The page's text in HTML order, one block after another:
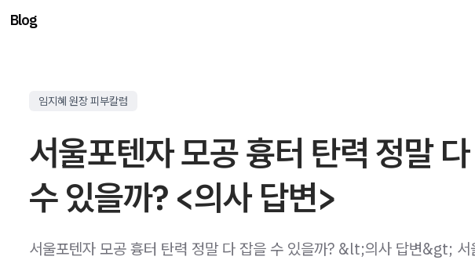
Blog
임지혜 원장 피부칼럼
서울포텐자 모공 흉터 탄력 정말
수 있을까? <의사 답변>
서울포텐자 모공 흉터 탄력 정말 다 잡을 수 있을까? &lt;의사 답변&gt; 서